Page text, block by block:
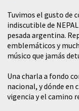
Tuvimos el gusto de
indiscutible de
pesada argentina.
emblemáticos y
músico que jamás
​Una charla a fondo
nacional, y dónde en
vigencia y el camino